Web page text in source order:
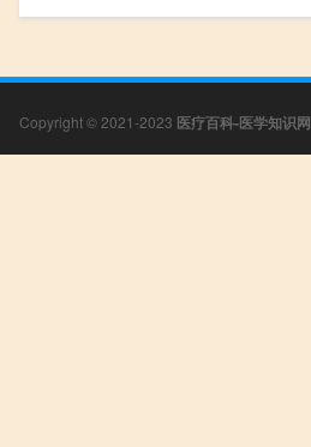
Copyright © 2021-2023 医疗百科-医学知识网